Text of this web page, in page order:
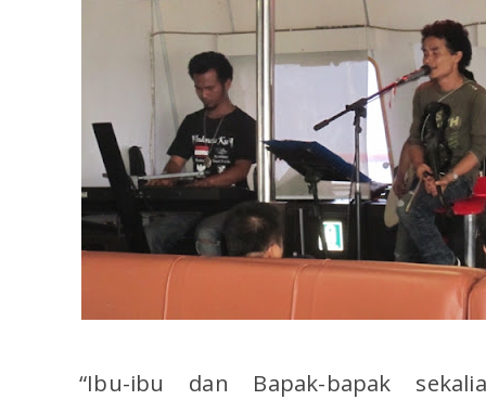
“Ibu-ibu dan Bapak-bapak